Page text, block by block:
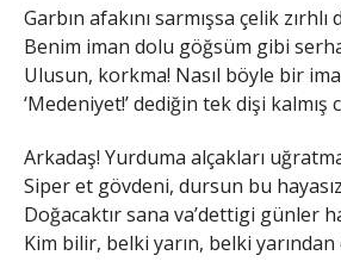
Garbın afakını sarmışsa çelik zırhlı
Benim iman dolu göğsüm gibi
Ulusun, korkma! Nasıl böyle bir
‘Medeniyet!’ dediğin tek dişi kalmış
Arkadaş! Yurduma alçakları
Siper et gövdeni, dursun bu
Doğacaktır sana va’dettigi günler
Kim bilir, belki yarın, belki yarından